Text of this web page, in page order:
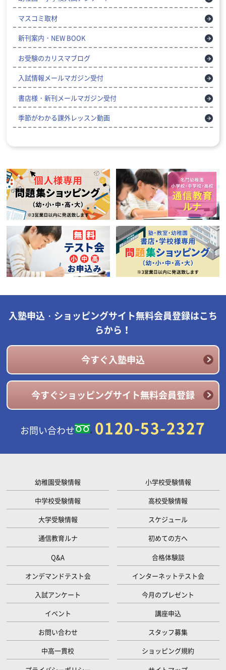
マスコミ取材
新刊案内・NEW BOOK
お受験のカリスマブログ
入試情報メールマガジン受付
書店様・新刊メールマガジン受付
季節がわかる課外レッスン動画
入塾申込・ショッピングサイト無料会員登録はこち
らから！
今すぐ入塾申込
今すぐショッピングサイト無料会員登録
お問い合わせ 0120-53-2327
幼稚園受験情報
小学校受験情報
中学校受験情報
高校受験情報
大学受験情報
スケジュール
通信教育ルナ
初めての方へ
Q&A
合格体験談
オンデマンドテスト会
インターネットテスト会
入試アンケート
今月のプレゼント
イベント
講座申込
お問い合わせ
スタッフ募集
中高一貫校
ショッピング規約